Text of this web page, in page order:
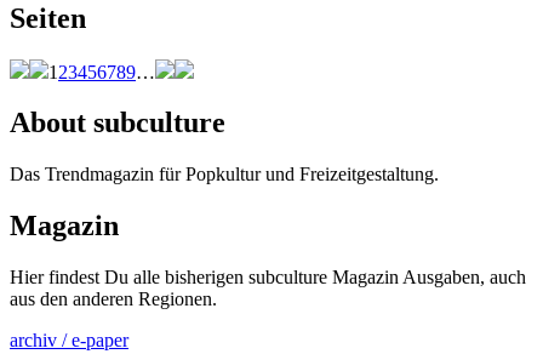
Seiten
1 23456789…
About subculture
Das Trendmagazin für Popkultur und Freizeitgestaltung.
Magazin
Hier findest Du alle bisherigen subculture Magazin Ausgaben, auch
aus den anderen Regionen.
archiv / e-paper